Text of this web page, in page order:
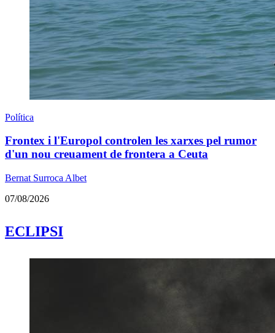
Política
Frontex i l'Europol controlen les xarxes pel rumor
d'un nou creuament de frontera a Ceuta
Bernat Surroca Albet
07/08/2026
ECLIPSI